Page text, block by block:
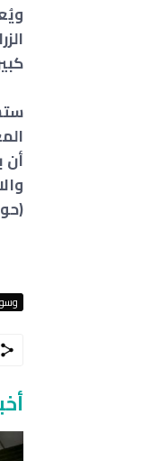
أن
(حوالي 1.1 تريليون دولار) بحلول